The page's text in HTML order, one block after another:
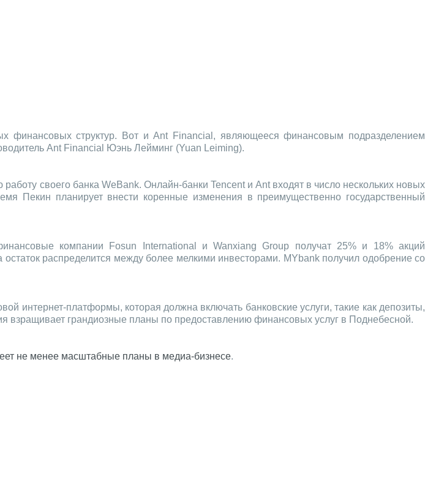
финансовых структур. Вот и Ant Financial, являющееся финансовым подразделением
Ant Financial Юэнь Лейминг (Yuan Leiming).
своего банка WeBank. Онлайн-банки Tencent и Ant входят в число нескольких новых
Пекин планирует внести коренные изменения в преимущественно государственный
компании Fosun International и Wanxiang Group получат 25% и 18% акций
распределится между более мелкими инвесторами. MYbank получил одобрение со
интернет-платформы, которая должна включать банковские услуги, такие как депозиты,
взращивает грандиозные планы по предоставлению финансовых услуг в Поднебесной.
не менее масштабные планы в медиа-бизнесе.